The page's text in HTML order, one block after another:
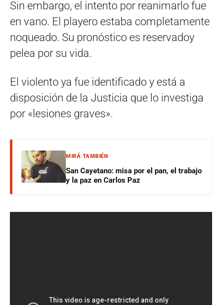
Sin embargo, el intento por reanimarlo fue
en vano. El playero estaba completamente
noqueado. Su pronóstico es reservadoy
pelea por su vida.
El violento ya fue identificado y está a
disposición de la Justicia que lo investiga
por «lesiones graves».
MIRÁ TAMBIÉN
San Cayetano: misa por el pan, el trabajo
y la paz en Carlos Paz